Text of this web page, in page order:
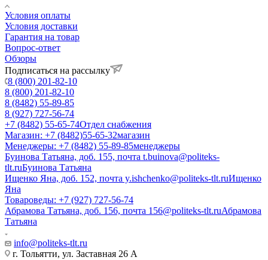
Условия оплаты
Условия доставки
Гарантия на товар
Вопрос-ответ
Обзоры
Подписаться на рассылку
8 (800) 201-82-10
8 (800) 201-82-10
8 (8482) 55-89-85
8 (927) 727-56-74
+7 (8482) 55-65-74Отдел снабжения
Магазин: +7 (8482)55-65-32магазин
Менеджеры: +7 (8482) 55-89-85менеджеры
Буинова Татьяна, доб. 155, почта t.buinova@politeks-
tlt.ruБуинова Татьяна
Ищенко Яна, доб. 152, почта y.ishchenko@politeks-tlt.ruИщенко
Яна
Товароведы: +7 (927) 727-56-74
Абрамова Татьяна, доб. 156, почта 156@politeks-tlt.ruАбрамова
Татьяна
info@politeks-tlt.ru
г. Тольятти, ул. Заставная 26 А